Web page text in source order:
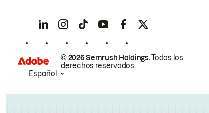
© 2026 Semrush Holdings.Todos los
derechos reservados.
Español